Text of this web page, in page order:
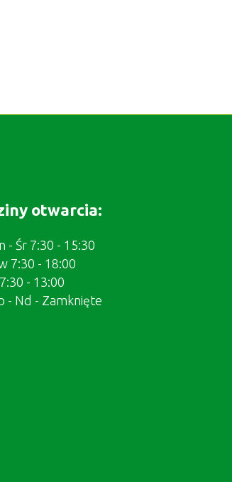
otwarcia:
- Śr 7:30 - 15:30
7:30 - 18:00
- 13:00
- Nd - Zamknięte